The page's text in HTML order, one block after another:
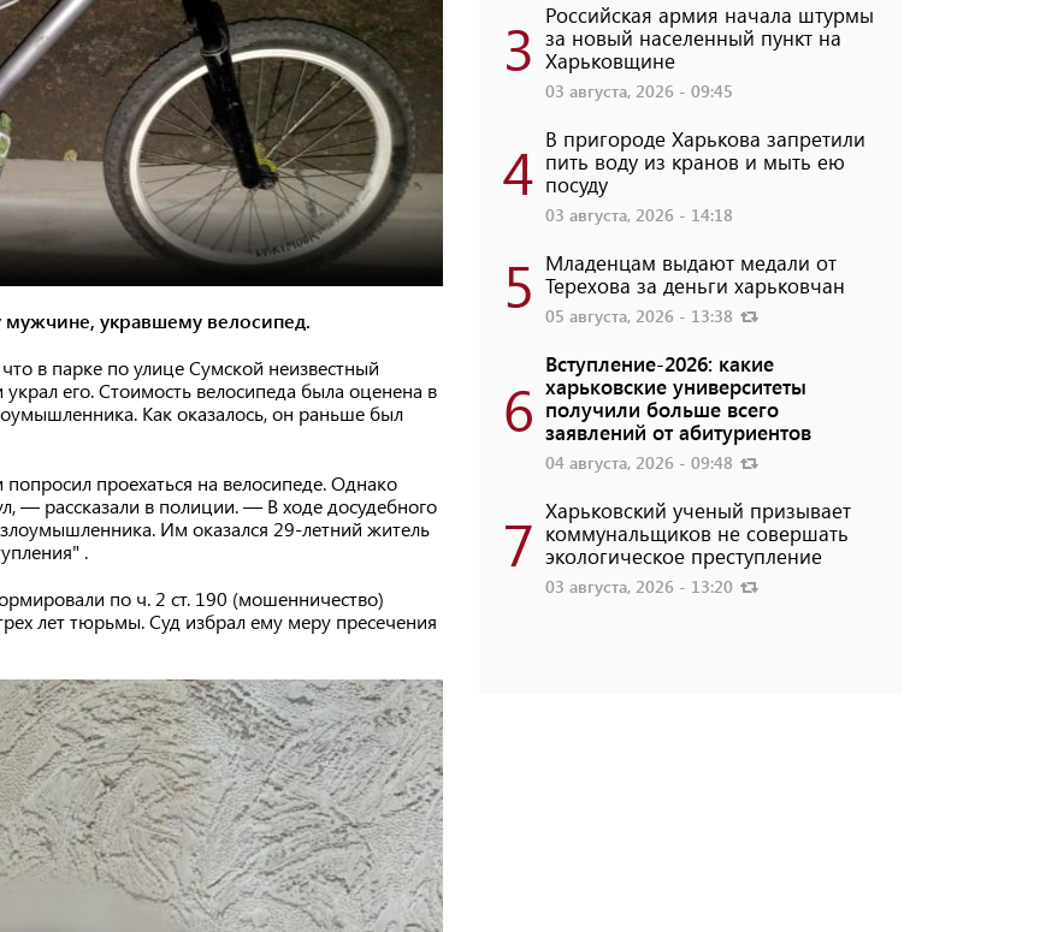
укравшему велосипед.
в парке по улице Сумской неизвестный
его. Стоимость велосипеда была оценена в
Как оказалось, он раньше был
проехаться на велосипеде. Однако
— рассказали в полиции. — В ходе досудебного
Им оказался 29-летний житель
.
по ч. 2 ст. 190 (мошенничество)
лет тюрьмы. Суд избрал ему меру пресечения
3 Российская армия начала штурмы
за новый населенный пункт на
Харьковщине
03 августа, 2026 - 09:45
4 В пригороде Харькова запретили
пить воду из кранов и мыть ею
посуду
03 августа, 2026 - 14:18
5 Младенцам выдают медали от
Терехова за деньги харьковчан
05 августа, 2026 - 13:38
6
Вступление-2026: какие
харьковские университеты
получили больше всего
заявлений от абитуриентов
04 августа, 2026 - 09:48
7 Харьковский ученый призывает
коммунальщиков не совершать
экологическое преступление
03 августа, 2026 - 13:20